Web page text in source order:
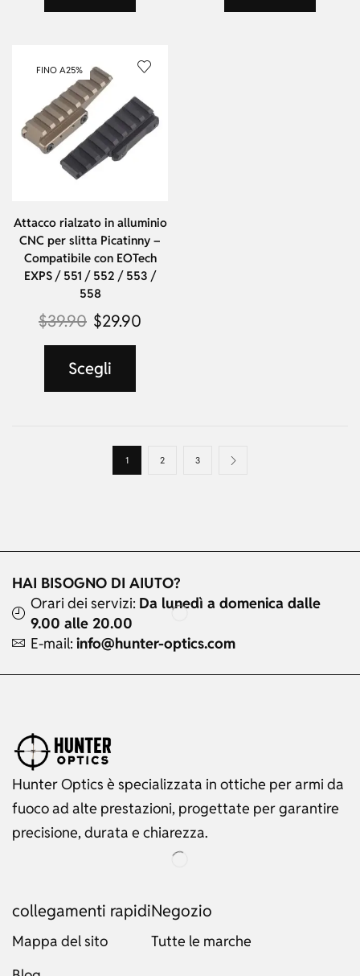
FINO A25%
Attacco rialzato in alluminio
CNC per slitta Picatinny –
Compatibile con EOTech
EXPS / 551 / 552 / 553 /
558
$39.90 $29.90
Scegli
1 2 3
HAI BISOGNO DI AIUTO?
Orari dei servizi: Da lunedì a domenica dalle
9.00 alle 20.00
E-mail: info@hunter-optics.com
Hunter Optics è specializzata in ottiche per armi da
fuoco ad alte prestazioni, progettate per garantire
precisione, durata e chiarezza.
collegamenti rapidi
Mappa del sito
Negozio
Tutte le marche